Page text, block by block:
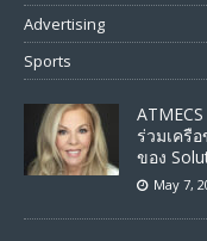
Advertising
Sports
ร่วมเครื
ของ
May 7,